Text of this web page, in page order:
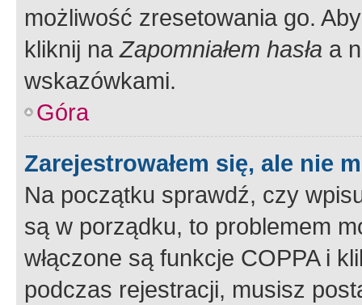
możliwość zresetowania go.
kliknij naZapomniałem hasła a
wskazówkami.
Góra
Zarejestrowałem się, ale nie
Na początku sprawdź, czy
są w porządku, to problemem
włączone są funkcje COPPA i
podczas rejestracji, musisz